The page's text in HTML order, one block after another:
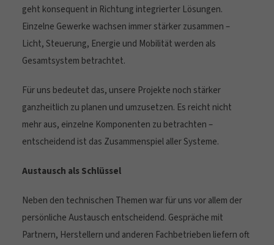
geht konsequent in Richtung integrierter Lösungen.
Einzelne Gewerke wachsen immer stärker zusammen –
Licht, Steuerung, Energie und Mobilität werden als
Gesamtsystem betrachtet.
Für uns bedeutet das, unsere Projekte noch stärker
ganzheitlich zu planen und umzusetzen. Es reicht nicht
mehr aus, einzelne Komponenten zu betrachten –
entscheidend ist das Zusammenspiel aller Systeme.
Austausch als Schlüssel
Neben den technischen Themen war für uns vor allem der
persönliche Austausch entscheidend. Gespräche mit
Partnern, Herstellern und anderen Fachbetrieben liefern oft